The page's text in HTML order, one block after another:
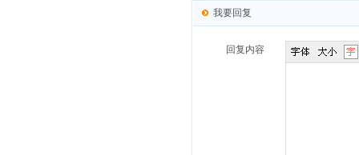
我要回复
回复内容